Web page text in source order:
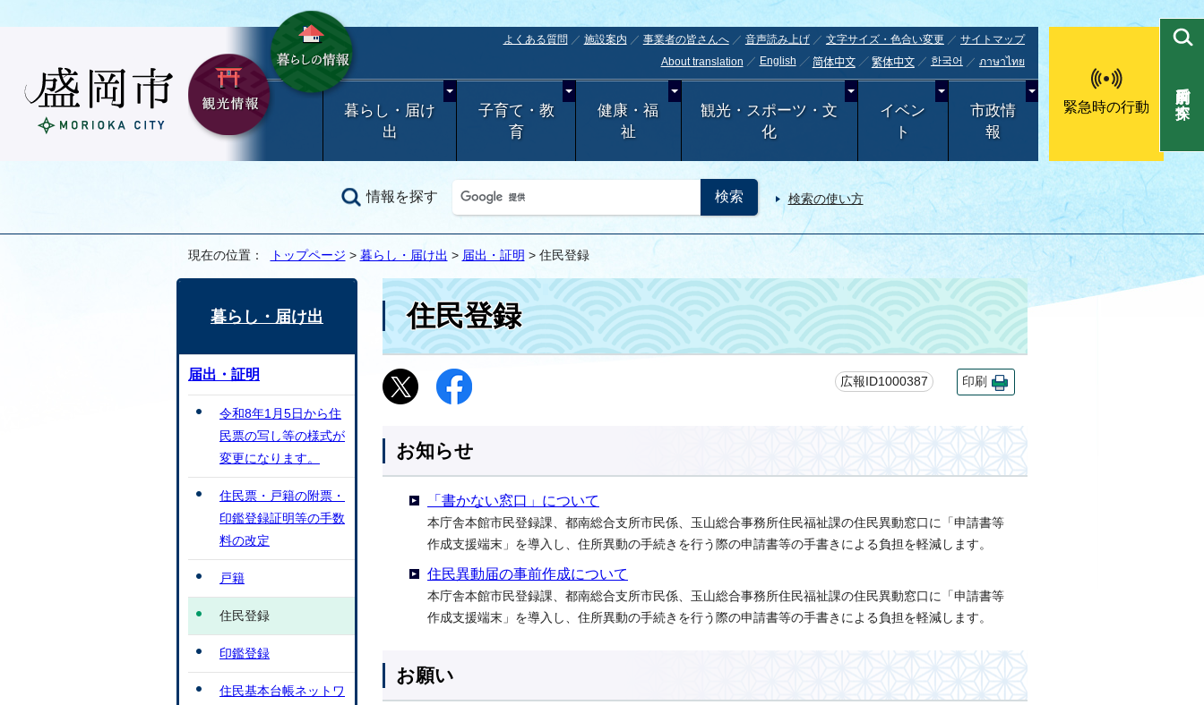
よくある質問 施設案内 事業者の皆さんへ 音声読み上げ 文字サイズ・色合い変更
サイトマップ
About translation
English 简体中文 繁体中文 한국어 ภาษาไทย
暮らし・届け
出
子育て・教
育
健康・福
祉
観光・スポーツ・文
化
イベン
ト
市政情
報
緊急時の行動
情報を探す 検索の使い方
目的別で探す
現在の位置： トップページ > 暮らし・届け出 > 届出・証明 > 住民登録
住民登録
広報ID1000387 印刷
お知らせ
「書かない窓口」について
本庁舎本館市民登録課、都南総合支所市民係、玉山総合事務所住民福祉課の住民異動窓口に「申請書等
作成支援端末」を導入し、住所異動の手続きを行う際の申請書等の手書きによる負担を軽減します。
住民異動届の事前作成について
本庁舎本館市民登録課、都南総合支所市民係、玉山総合事務所住民福祉課の住民異動窓口に「申請書等
作成支援端末」を導入し、住所異動の手続きを行う際の申請書等の手書きによる負担を軽減します。
お願い
暮らし・届け出
届出・証明
令和8年1月5日から住
民票の写し等の様式が
変更になります。
住民票・戸籍の附票・
印鑑登録証明等の手数
料の改定
戸籍
住民登録
印鑑登録
住民基本台帳ネットワ